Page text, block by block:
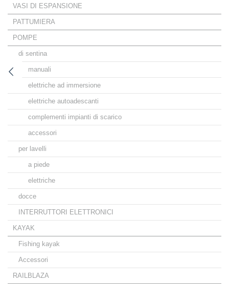
VASI DI ESPANSIONE
PATTUMIERA
POMPE
di sentina
manuali
elettriche ad immersione
elettriche autoadescanti
complementi impianti di scarico
accessori
per lavelli
a piede
elettriche
docce
INTERRUTTORI ELETTRONICI
KAYAK
Fishing kayak
Accessori
RAILBLAZA